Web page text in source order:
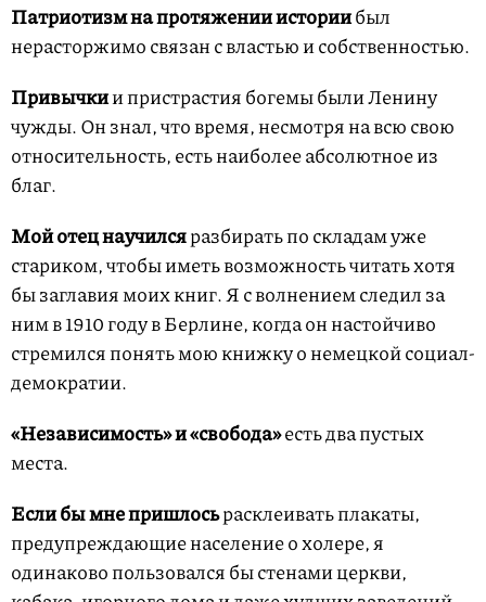
Патриотизм на протяжении историибыл
нерасторжимо связан с властью и собственностью.
Привычкии пристрастия богемы были Ленину
чужды. Он знал, что время, несмотря на всю свою
относительность, есть наиболее абсолютное из
благ.
Мой отец научилсяразбирать по складам уже
стариком, чтобы иметь возможность читать хотя
бы заглавия моих книг. Я с волнением следил за
ним в 1910 году в Берлине, когда он настойчиво
стремился понять мою книжку о немецкой социал-
демократии.
«Независимость» и «свобода»есть два пустых
места.
Если бы мне пришлосьрасклеивать плакаты,
предупреждающие население о холере, я
одинаково пользовался бы стенами церкви,